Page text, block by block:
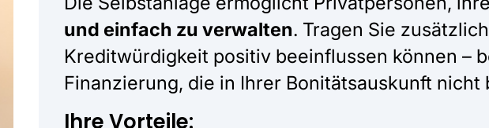
und einfach zu verwalten. Tragen Sie
Kreditwürdigkeit positiv beeinflussen können –
Finanzierung, die in Ihrer Bonitätsauskunft
Ihre Vorteile: